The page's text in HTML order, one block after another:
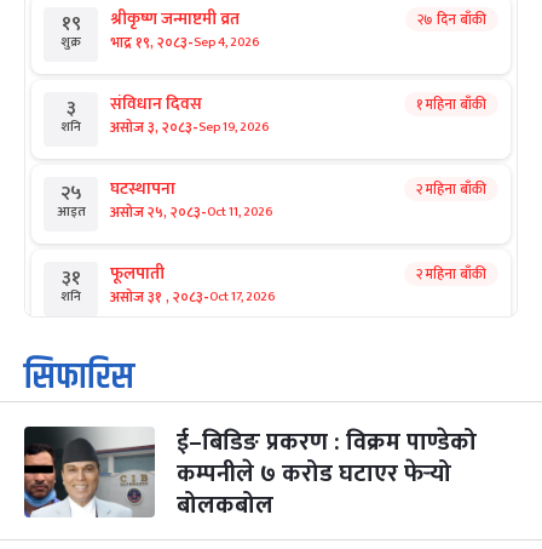
१९
शुक्र
श्रीकृष्ण जन्माष्टमी व्रत
भाद्र १९, २०८३-Sep 4, 2026
२७ दिन बाँकी
३
शनि
संविधान दिवस
असोज ३, २०८३-Sep 19, 2026
१ महिना बाँकी
२५
आइत
घटस्थापना
असोज २५, २०८३-Oct 11, 2026
२ महिना बाँकी
३१
शनि
फूलपाती
असोज ३१ , २०८३-Oct 17, 2026
२ महिना बाँकी
१
आइत
कार्तिक सङ्क्रान्ति
कार्तिक १, २०८३
३
मंगल
महानवमी
कार्तिक ३, २०८३-Oct 20, 2026
२ महिना बाँकी
४
सिफारिस
ई–बिडिङ प्रकरण : विक्रम पाण्डेको
कम्पनीले ७ करोड घटाएर फेर्‍यो
बोलकबोल